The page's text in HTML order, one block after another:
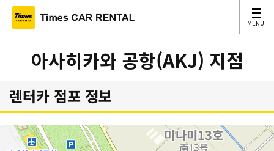
MENU
MENU
아사히카와 공항(AKJ) 지점
렌터카 점포 정보